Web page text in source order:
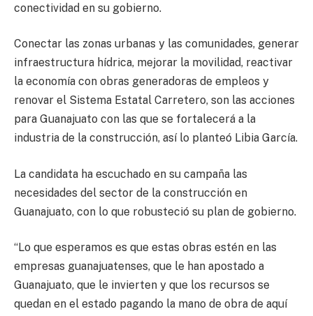
conectividad en su gobierno.
Conectar las zonas urbanas y las comunidades, generar
infraestructura hídrica, mejorar la movilidad, reactivar
la economía con obras generadoras de empleos y
renovar el Sistema Estatal Carretero, son las acciones
para Guanajuato con las que se fortalecerá a la
industria de la construcción, así lo planteó Libia García.
La candidata ha escuchado en su campaña las
necesidades del sector de la construcción en
Guanajuato, con lo que robusteció su plan de gobierno.
“Lo que esperamos es que estas obras estén en las
empresas guanajuatenses, que le han apostado a
Guanajuato, que le invierten y que los recursos se
quedan en el estado pagando la mano de obra de aquí